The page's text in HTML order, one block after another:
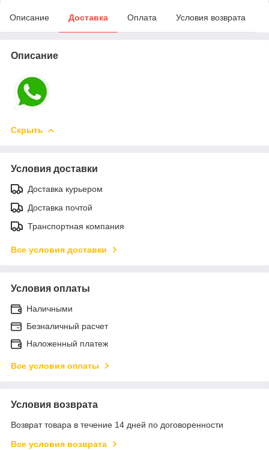
Описание Доставка Оплата Условия возврата
Описание
Скрыть
Условия доставки
Доставка курьером
Доставка почтой
Транспортная компания
Все условия доставки
Условия оплаты
Наличными
Безналичный расчет
Наложенный платеж
Все условия оплаты
Условия возврата
Возврат товара в течение 14 дней по договоренности
Все условия возврата